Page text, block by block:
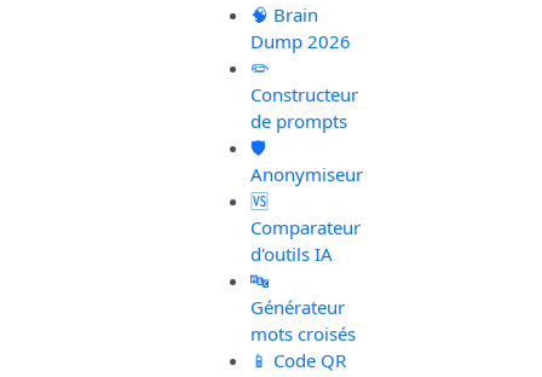
🧠 Brain
Dump 2026
✏️
Constructeur
de prompts
🛡️
Anonymiseur
🆚
Comparateur
d'outils IA
🔤
Générateur
mots croisés
📱 Code QR